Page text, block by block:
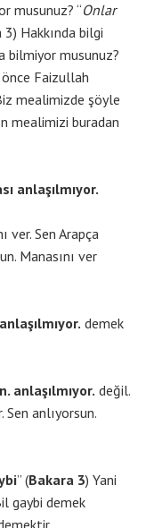
musunuz? “Onlar
Hakkında bilgi
bilmiyor musunuz?
Faizullah
mealimizde şöyle
mealimizi buradan
anlaşılmıyor.
ver. Sen Arapça
Manasını ver
demek
anlaşılmıyor. değil.
Sen anlıyorsun.
” (Bakara 3) Yani
gaybi demek